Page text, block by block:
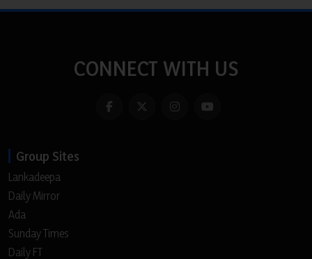
CONNECT WITH US
Group Sites
Lankadeepa
Daily Mirror
Ada
Sunday Times
Daily FT